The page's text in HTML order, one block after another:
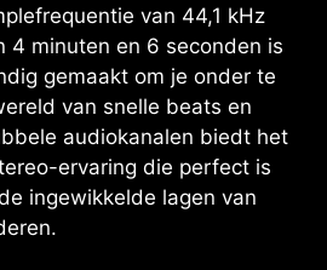
van 44,1 kHz
4 minuten en 6 seconden is
gemaakt om je onder te
van snelle beats en
audiokanalen biedt het
ervaring die perfect is
ingewikkelde lagen van